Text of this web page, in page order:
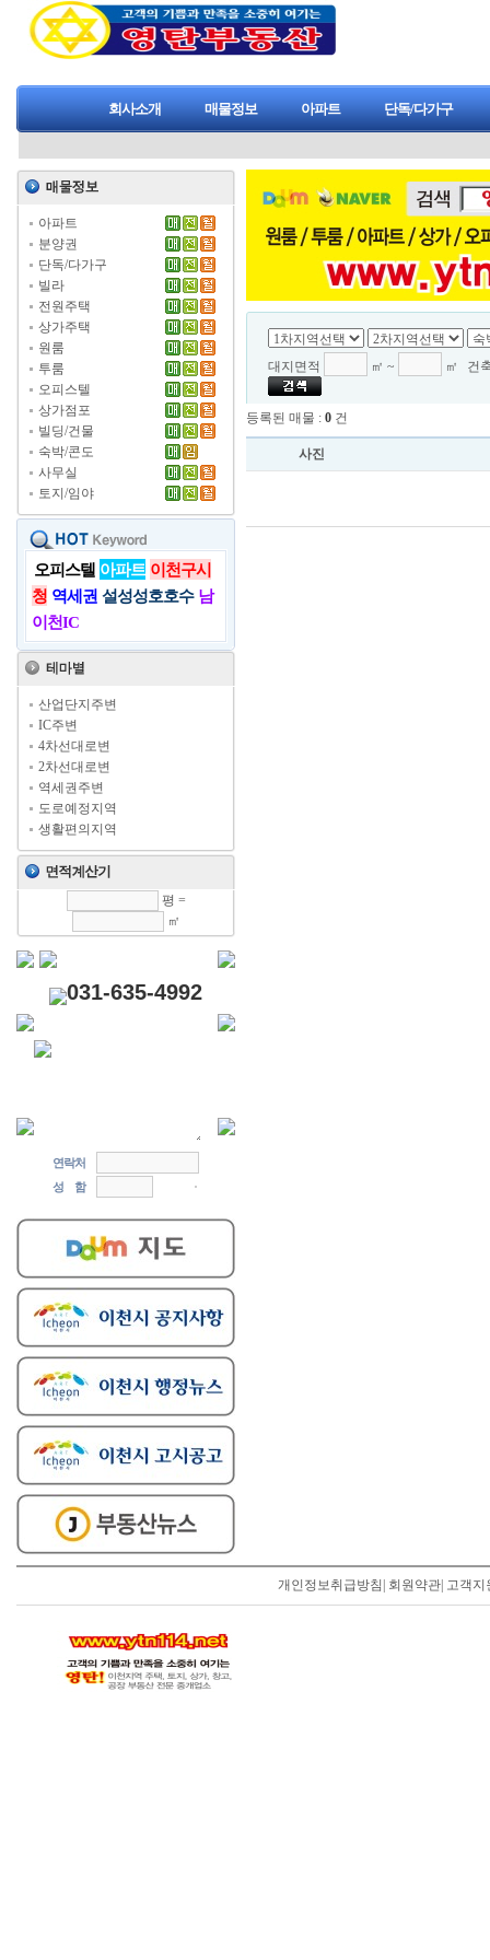
회사소개 매물정보 아파트 단독/다가구
아파트
분양권
단독/다가구
빌라
전원주택
상가주택
원룸
투룸
오피스텔
상가점포
빌딩/건물
숙박/콘도
사무실
토지/임야
오피스텔 아파트 이천구시
청 역세권 설성성호호수 남
이천IC
산업단지주변
IC주변
4차선대로변
2차선대로변
역세권주변
도로예정지역
생활편의지역
평 =
㎡
031-635-4992
연락처
성 함
대지면적 ㎡ ~ ㎡ 건
등록된 매물 : 0 건
사진
개인정보취급방침 회원약관| 고객지